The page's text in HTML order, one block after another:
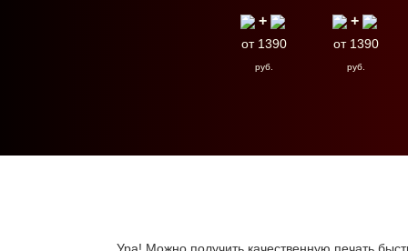
+
от 1390
руб.
+
от 1390
руб.